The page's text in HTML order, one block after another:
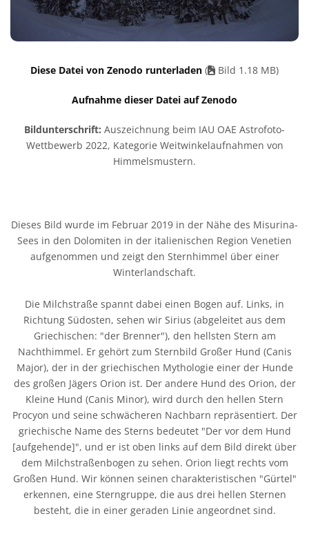
Diese Datei von Zenodo runterladen ( Bild 1.18 MB)
Aufnahme dieser Datei auf Zenodo
Bildunterschrift: Auszeichnung beim IAU OAE Astrofoto-
Wettbewerb 2022, Kategorie Weitwinkelaufnahmen von
Himmelsmustern.
Dieses Bild wurde im Februar 2019 in der Nähe des Misurina-
Sees in den Dolomiten in der italienischen Region Venetien
aufgenommen und zeigt den Sternhimmel über einer
Winterlandschaft.
Die Milchstraße spannt dabei einen Bogen auf. Links, in
Richtung Südosten, sehen wir Sirius (abgeleitet aus dem
Griechischen: "der Brenner"), den hellsten Stern am
Nachthimmel. Er gehört zum Sternbild Großer Hund (Canis
Major), der in der griechischen Mythologie einer der Hunde
des großen Jägers Orion ist. Der andere Hund des Orion, der
Kleine Hund (Canis Minor), wird durch den hellen Stern
Procyon und seine schwächeren Nachbarn repräsentiert. Der
griechische Name des Sterns bedeutet "Der vor dem Hund
[aufgehende]", und er ist oben links auf dem Bild direkt über
dem Milchstraßenbogen zu sehen. Orion liegt rechts vom
Großen Hund. Wir können seinen charakteristischen "Gürtel"
erkennen, eine Sterngruppe, die aus drei hellen Sternen
besteht, die in einer geraden Linie angeordnet sind.